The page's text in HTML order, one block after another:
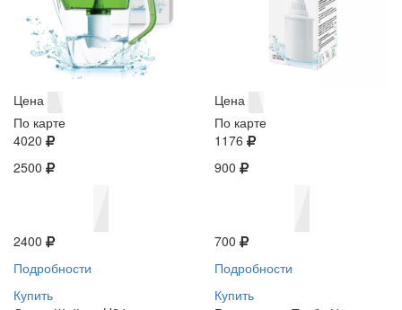
Цена
По карте
4020
2500
2400
Подробности
Купить
Цена
По карте
1176
900
700
Подробности
Купить